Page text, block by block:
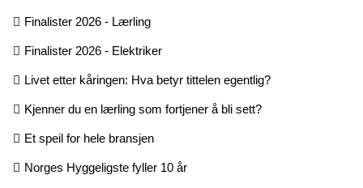
Finalister 2026 - Lærling
Finalister 2026 - Elektriker
Livet etter kåringen: Hva betyr tittelen egentlig?
Kjenner du en lærling som fortjener å bli sett?
Et speil for hele bransjen
Norges Hyggeligste fyller 10 år